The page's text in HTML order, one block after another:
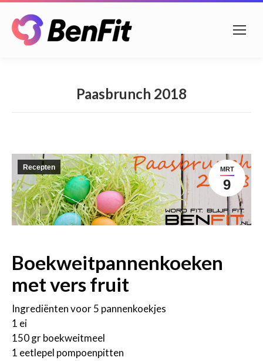
Paasbrunch 2018
MRT
9
Recepten
Boekweitpannenkoeken
met vers fruit
Ingrediënten voor 5 pannenkoekjes
1 ei
150 gr boekweitmeel
1 eetlepel pompoenpitten